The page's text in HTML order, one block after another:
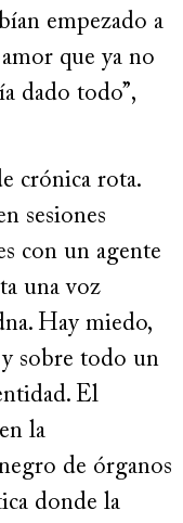
empezado a
que ya no
dado todo”,
crónica rota.
sesiones
con un agente
una voz
Hay miedo,
y sobre todo un
El
la
de órganos
donde la